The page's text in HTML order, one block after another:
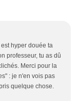
hyper douée ta
professeur, tu as dû
Merci pour la
: je n'en vois pas
quelque chose.